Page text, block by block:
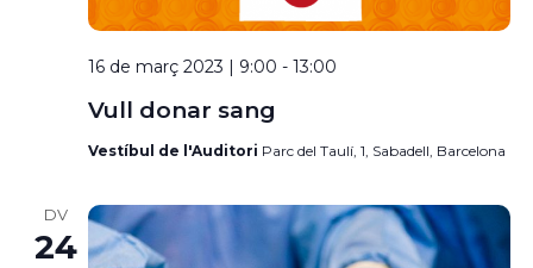
16 de març 2023 | 9:00 - 13:00
Vull donar sang
Vestíbul de l'Auditori Parc del Taulí, 1, Sabadell, Barcelona
DV
24